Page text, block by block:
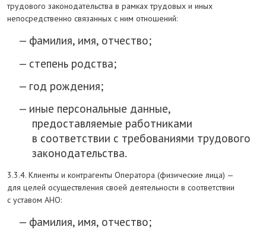
трудового законодательства в рамках трудовых и иных
непосредственно связанных с ним отношений:
фамилия, имя, отчество;
степень родства;
год рождения;
иные персональные данные,
предоставляемые работниками
в соответствии с требованиями трудового
законодательства.
3.3.4. Клиенты и контрагенты Оператора (физические лица) —
для целей осуществления своей деятельности в соответствии
с уставом АНО:
фамилия, имя, отчество;